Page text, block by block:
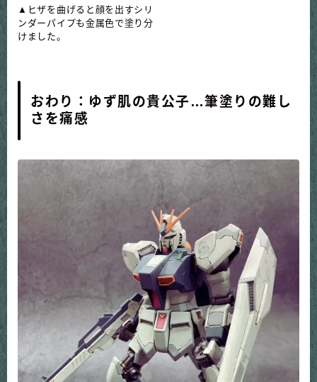
▲ ヒザを曲げると顔を出すシリ
ンダーパイプも金属色で塗り分
けました。
おわり：ゆず肌の貴公子…筆塗りの難し
さを痛感